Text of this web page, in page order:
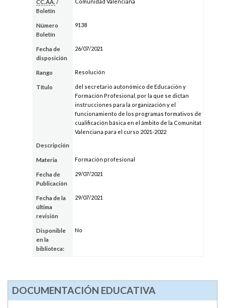
CC.AA. /
Boletín
Comunidad Valenciana
Número
Boletín
9138
Fecha de
disposición
26/07/2021
Rango Resolución
Título
del secretario autonómico de Educación y
Formación Profesional, por la que se dictan
instrucciones para la organización y el
funcionamiento de los programas formativos de
cualificación básica en el ámbito de la Comunitat
Valenciana para el curso 2021-2022
Descripción
Materia Formación profesional
Fecha de
Publicación
29/07/2021
Fecha de la
última
revisión
29/07/2021
Disponible
en la
biblioteca:
No
DOCUMENTACIÓN EDUCATIVA